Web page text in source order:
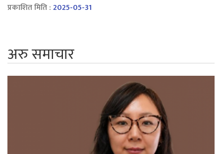
प्रकाशित मिति :2025-05-31
अरु समाचार